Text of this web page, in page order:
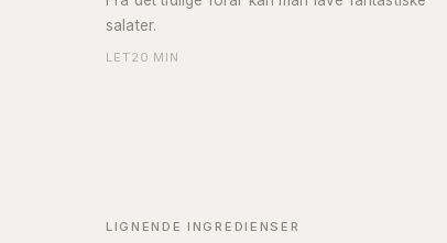
salater.
LET20 MIN
LIGNENDE INGREDIENSER